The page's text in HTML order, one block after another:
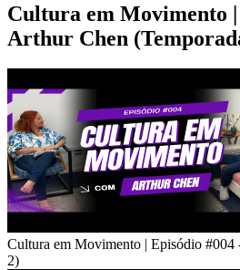
Cultura em Movimento
Arthur Chen
Cultura em Movimento | Episódio #004
2)